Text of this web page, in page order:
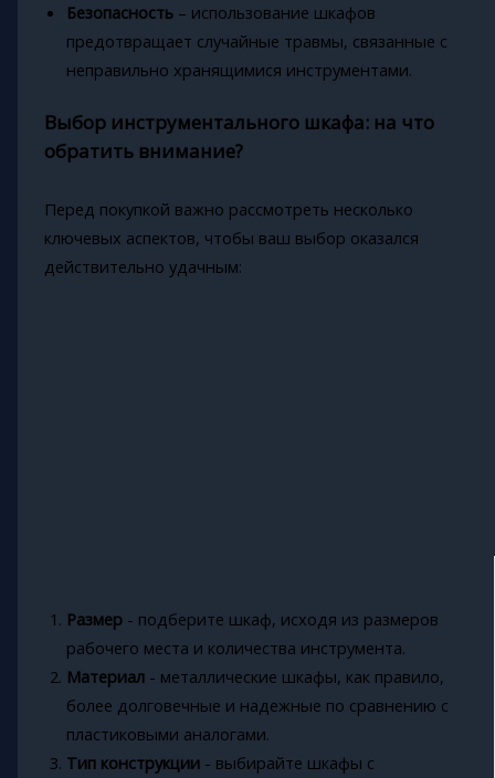
Безопасность– использование шкафов
предотвращает случайные травмы, связанные с
неправильно хранящимися инструментами.
Выбор инструментального шкафа: на что
обратить внимание?
Перед покупкой важно рассмотреть несколько
ключевых аспектов, чтобы ваш выбор оказался
действительно удачным:
Размер- подберите шкаф, исходя из размеров
рабочего места и количества инструмента.
Материал- металлические шкафы, как правило,
более долговечные и надежные по сравнению с
пластиковыми аналогами.
Тип конструкции- выбирайте шкафы с